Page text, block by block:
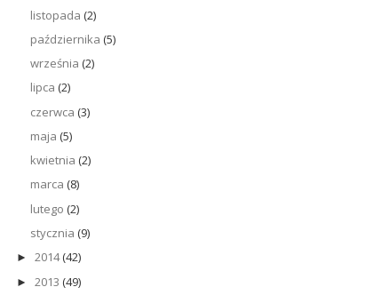
listopada (2)
października (5)
września (2)
lipca (2)
czerwca (3)
maja (5)
kwietnia (2)
marca (8)
lutego (2)
stycznia (9)
►2014(42)
►2013 (49)